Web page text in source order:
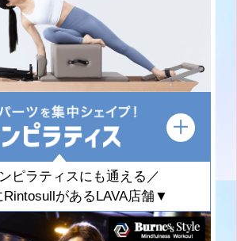
ピラティスにも通える／
があるLAVA店舗▼